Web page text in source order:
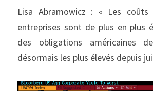
Lisa Abramowicz : « Les coûts
entreprises sont de plus en plus
des obligations américaines
désormais les plus élevés depuis